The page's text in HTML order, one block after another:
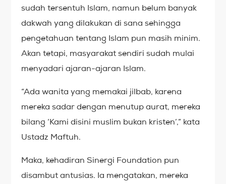
sudah tersentuh Islam, namun belum banyak
dakwah yang dilakukan di sana sehingga
pengetahuan tentang Islam pun masih minim.
Akan tetapi, masyarakat sendiri sudah mulai
menyadari ajaran-ajaran Islam.
“Ada wanita yang memakai jilbab, karena
mereka sadar dengan menutup aurat, mereka
bilang ‘Kami disini muslim bukan kristen’,” kata
Ustadz Maftuh.
Maka, kehadiran Sinergi Foundation pun
disambut antusias. Ia mengatakan, mereka